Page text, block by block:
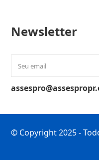
Newsletter
email
© Copyright 2025 -